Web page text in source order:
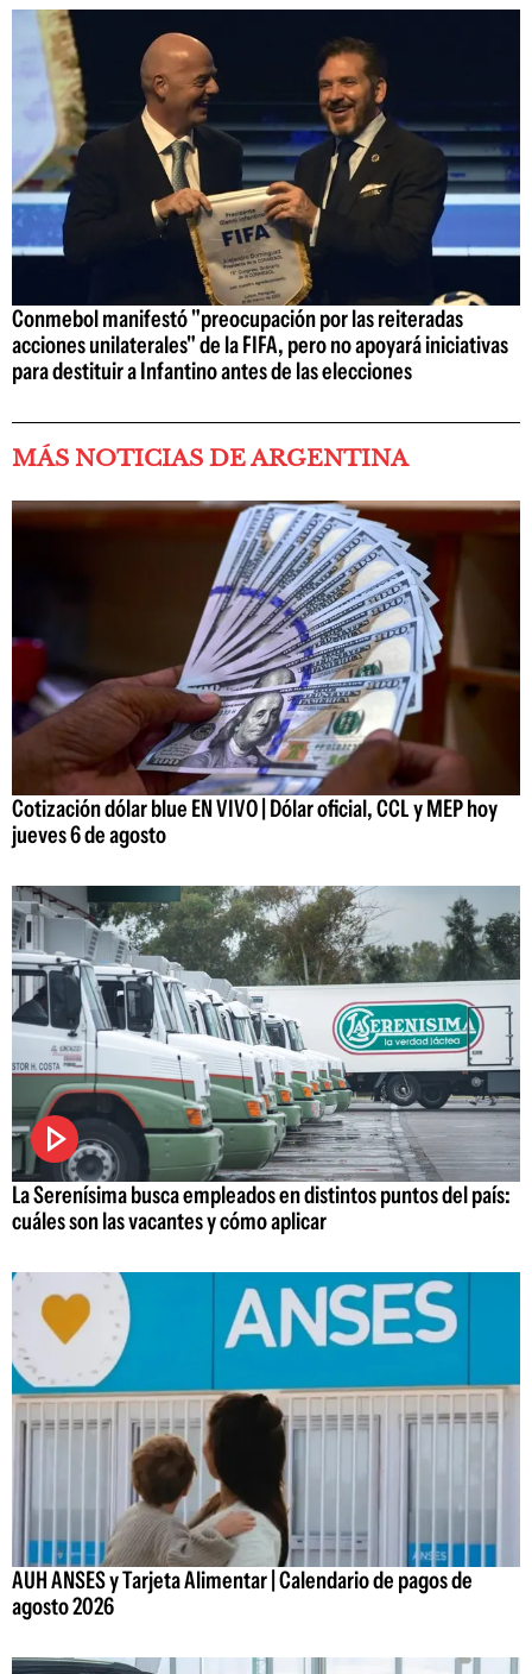
Conmebol manifestó "preocupación por las reiteradas
acciones unilaterales" de la FIFA, pero no apoyará iniciativas
para destituir a Infantino antes de las elecciones
MÁS NOTICIAS DE ARGENTINA
Cotización dólar blue EN VIVO | Dólar oficial, CCL y MEP hoy
jueves 6 de agosto
La Serenísima busca empleados en distintos puntos del país:
cuáles son las vacantes y cómo aplicar
AUH ANSES y Tarjeta Alimentar | Calendario de pagos de
agosto 2026